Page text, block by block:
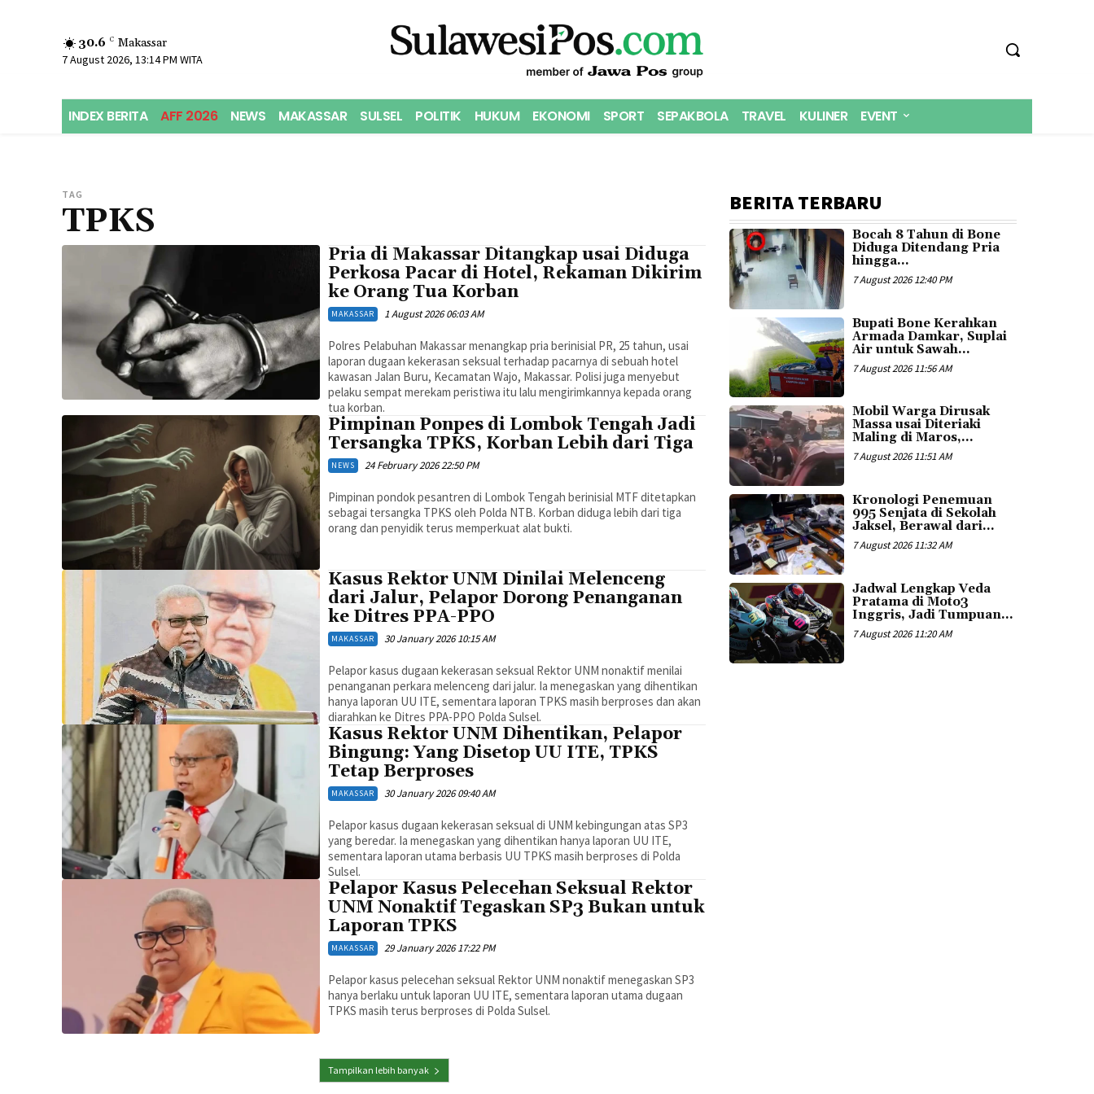
30.6 C Makassar
7 August 2026, 13:14 PM WITA
INDEX BERITA AFF 2026 NEWS MAKASSAR SULSEL POLITIK HUKUM EKONOMI SPORT SEPAKBOLA TRAVEL KULINER EVENT
TAG
TPKS
Pria di Makassar Ditangkap usai Diduga
Perkosa Pacar di Hotel, Rekaman Dikirim
ke Orang Tua Korban
MAKASSAR 1 August 2026 06:03 AM
Polres Pelabuhan Makassar menangkap pria berinisial PR, 25 tahun, usai
laporan dugaan kekerasan seksual terhadap pacarnya di sebuah hotel
kawasan Jalan Buru, Kecamatan Wajo, Makassar. Polisi juga menyebut
pelaku sempat merekam peristiwa itu lalu mengirimkannya kepada orang
tua korban.
Pimpinan Ponpes di Lombok Tengah Jadi
Tersangka TPKS, Korban Lebih dari Tiga
NEWS 24 February 2026 22:50 PM
Pimpinan pondok pesantren di Lombok Tengah berinisial MTF ditetapkan
sebagai tersangka TPKS oleh Polda NTB. Korban diduga lebih dari tiga
orang dan penyidik terus memperkuat alat bukti.
Kasus Rektor UNM Dinilai Melenceng
dari Jalur, Pelapor Dorong Penanganan
ke Ditres PPA-PPO
MAKASSAR 30 January 2026 10:15 AM
Pelapor kasus dugaan kekerasan seksual Rektor UNM nonaktif menilai
penanganan perkara melenceng dari jalur. Ia menegaskan yang dihentikan
hanya laporan UU ITE, sementara laporan TPKS masih berproses dan akan
diarahkan ke Ditres PPA-PPO Polda Sulsel.
Kasus Rektor UNM Dihentikan, Pelapor
Bingung: Yang Disetop UU ITE, TPKS
Tetap Berproses
MAKASSAR 30 January 2026 09:40 AM
Pelapor kasus dugaan kekerasan seksual di UNM kebingungan atas SP3
yang beredar. Ia menegaskan yang dihentikan hanya laporan UU ITE,
sementara laporan utama berbasis UU TPKS masih berproses di Polda
Sulsel.
Pelapor Kasus Pelecehan Seksual Rektor
UNM Nonaktif Tegaskan SP3 Bukan untuk
Laporan TPKS
MAKASSAR 29 January 2026 17:22 PM
Pelapor kasus pelecehan seksual Rektor UNM nonaktif menegaskan SP3
hanya berlaku untuk laporan UU ITE, sementara laporan utama dugaan
TPKS masih terus berproses di Polda Sulsel.
Tampilkan lebih banyak
BERITA TERBARU
Bocah 8 Tahun di Bone
Diduga Ditendang Pria
hingga...
7 August 2026 12:40 PM
Bupati Bone Kerahkan
Armada Damkar, Suplai
Air untuk Sawah...
7 August 2026 11:56 AM
Mobil Warga Dirusak
Massa usai Diteriaki
Maling di Maros,...
7 August 2026 11:51 AM
Kronologi Penemuan
995 Senjata di Sekolah
Jaksel, Berawal dari...
7 August 2026 11:32 AM
Jadwal Lengkap Veda
Pratama di Moto3
Inggris, Jadi Tumpuan...
7 August 2026 11:20 AM